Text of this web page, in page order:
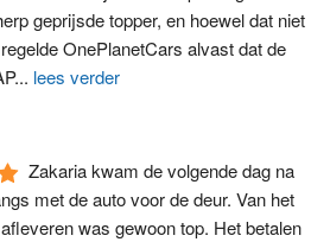
geprijsde topper, en hoewel dat niet
OnePlanetCars alvast dat de
... lees verder
Zakaria kwam de volgende dag na
met de auto voor de deur. Van het
was gewoon top. Het betalen